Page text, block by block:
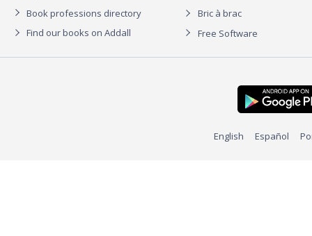
Book professions directory
Find our books on Addall
Bric à brac
Free Software
English Español